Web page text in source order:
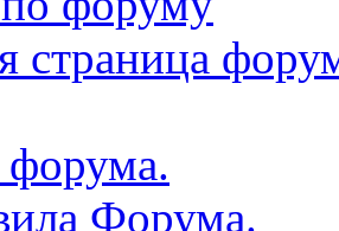
страница
форума.
Форума.